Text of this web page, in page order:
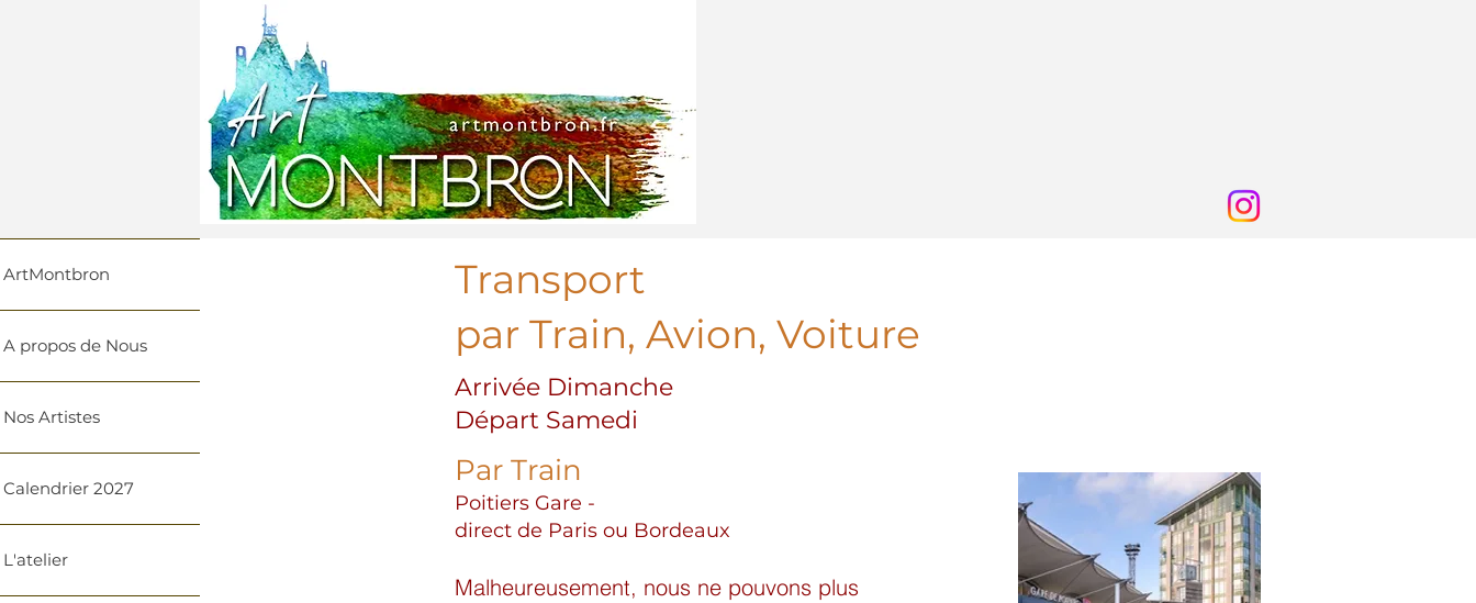
Transport
par Train, Avion, Voiture
Arrivée Dimanche
Départ Samedi
Par Train
Poitiers Gare -
direct de Paris ou Bordeaux
Malheureusement, nous ne pouvons plus
ArtMontbron
A propos de Nous
Nos Artistes
Calendrier 2027
L'atelier